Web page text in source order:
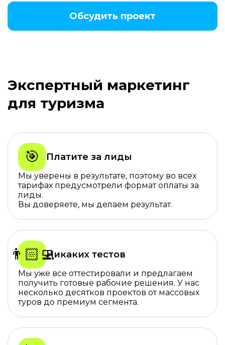
Обсудить проект
Экспертный маркетинг
для туризма
🎯 Платите за лиды
Мы уверены в результате, поэтому во всех
тарифах предусмотрели формат оплаты за
лиды.
Вы доверяете, мы делаем результат.
👨🏻‍💻️Никаких тестов
Мы уже все оттестировали и предлагаем
получить готовые рабочие решения. У нас
несколько десятков проектов от массовых
туров до премиум сегмента.